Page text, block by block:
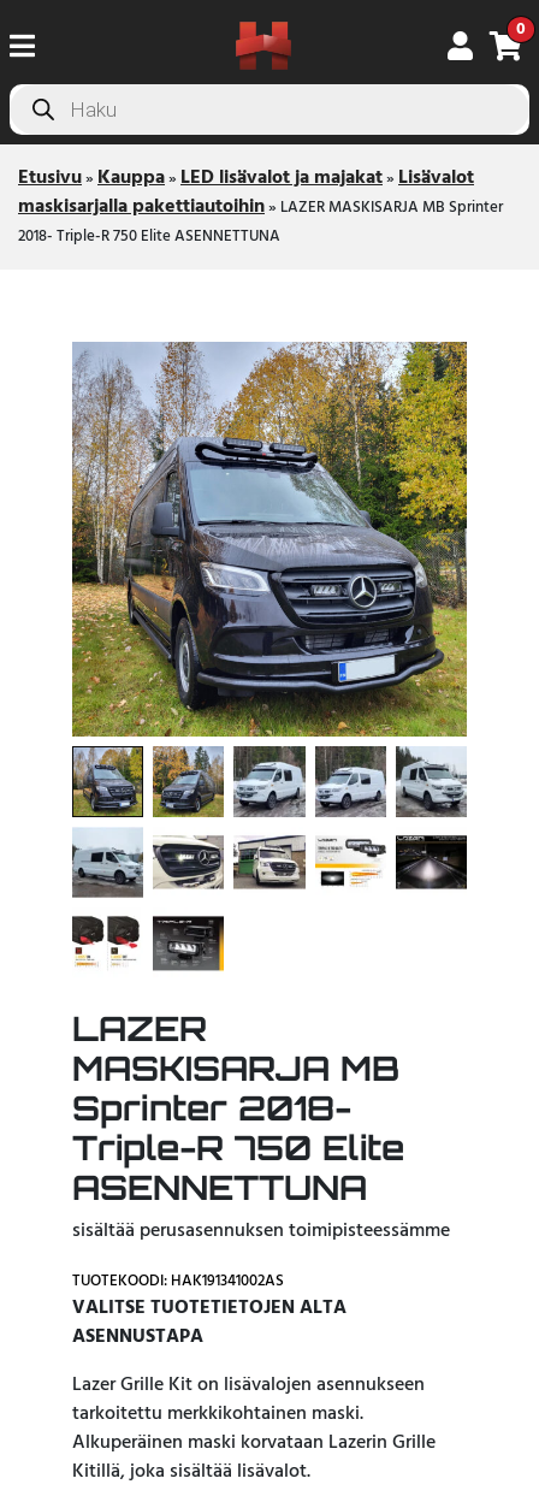
0
Products
search
Etusivu»Kauppa»LED lisävalot ja majakat»Lisävalot
maskisarjalla pakettiautoihin» LAZER MASKISARJA MB Sprinter
2018- Triple-R 750 Elite ASENNETTUNA
LAZER
MASKISARJA MB
Sprinter 2018-
Triple-R 750 Elite
ASENNETTUNA
sisältää perusasennuksen toimipisteessämme
TUOTEKOODI: HAK191341002AS
VALITSE TUOTETIETOJEN ALTA
ASENNUSTAPA
Lazer Grille Kit on lisävalojen asennukseen
tarkoitettu merkkikohtainen maski.
Alkuperäinen maski korvataan Lazerin Grille
Kitillä, joka sisältää lisävalot.